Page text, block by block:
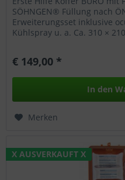
SÖHNGEN® Füllung nach
Erweiterungsset inklusive
Kühlspray u. a. Ca. 310 ×
€ 149,00 *
In den
Merken
X AUSVERKAUFT X